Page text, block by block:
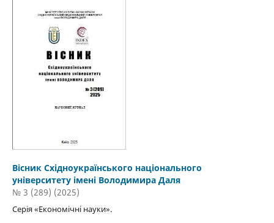
Вісник Східноукраїнського національного
університету імені Володимира Даля
№ 3 (289) (2025)
Серія «Економічні науки».